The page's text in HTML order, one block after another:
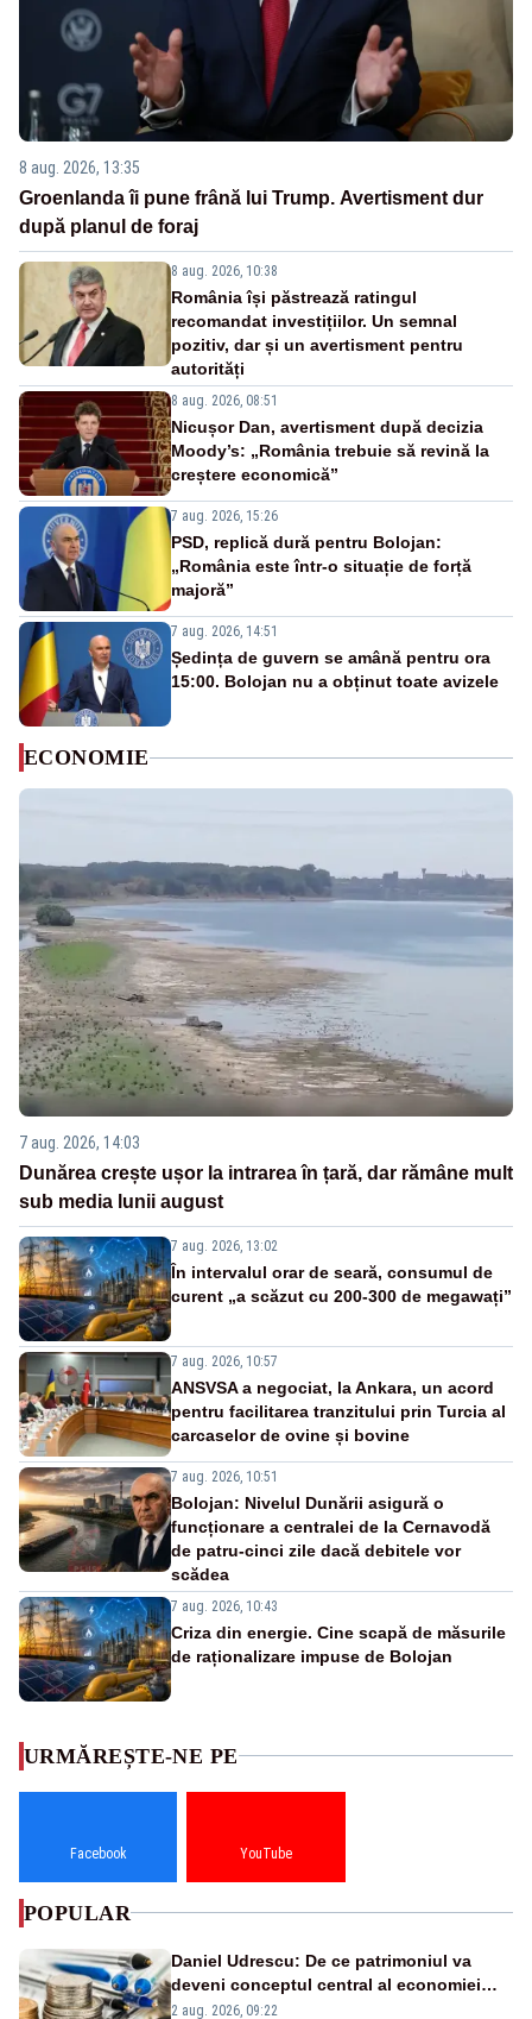
8 aug. 2026, 13:35
Groenlanda îi pune frână lui Trump. Avertisment dur
după planul de foraj
8 aug. 2026, 10:38
România își păstrează ratingul
recomandat investițiilor. Un semnal
pozitiv, dar și un avertisment pentru
autorități
8 aug. 2026, 08:51
Nicușor Dan, avertisment după decizia
Moody’s: „România trebuie să revină la
creștere economică”
7 aug. 2026, 15:26
PSD, replică dură pentru Bolojan:
„România este într-o situație de forță
majoră”
7 aug. 2026, 14:51
Ședința de guvern se amână pentru ora
15:00. Bolojan nu a obținut toate avizele
ECONOMIE
7 aug. 2026, 14:03
Dunărea crește ușor la intrarea în țară, dar rămâne mult
sub media lunii august
7 aug. 2026, 13:02
În intervalul orar de seară, consumul de
curent „a scăzut cu 200-300 de megawați”
7 aug. 2026, 10:57
ANSVSA a negociat, la Ankara, un acord
pentru facilitarea tranzitului prin Turcia al
carcaselor de ovine și bovine
7 aug. 2026, 10:51
Bolojan: Nivelul Dunării asigură o
funcționare a centralei de la Cernavodă
de patru-cinci zile dacă debitele vor
scădea
7 aug. 2026, 10:43
Criza din energie. Cine scapă de măsurile
de raționalizare impuse de Bolojan
URMĂREȘTE-NE PE
Facebook YouTube
POPULAR
Daniel Udrescu: De ce patrimoniul va
deveni conceptul central al economiei
viitoare?
2 aug. 2026, 09:22